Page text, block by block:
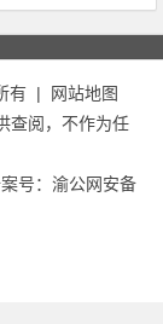
有 |
网站地图
查阅，不作为任
号： 渝公网安备